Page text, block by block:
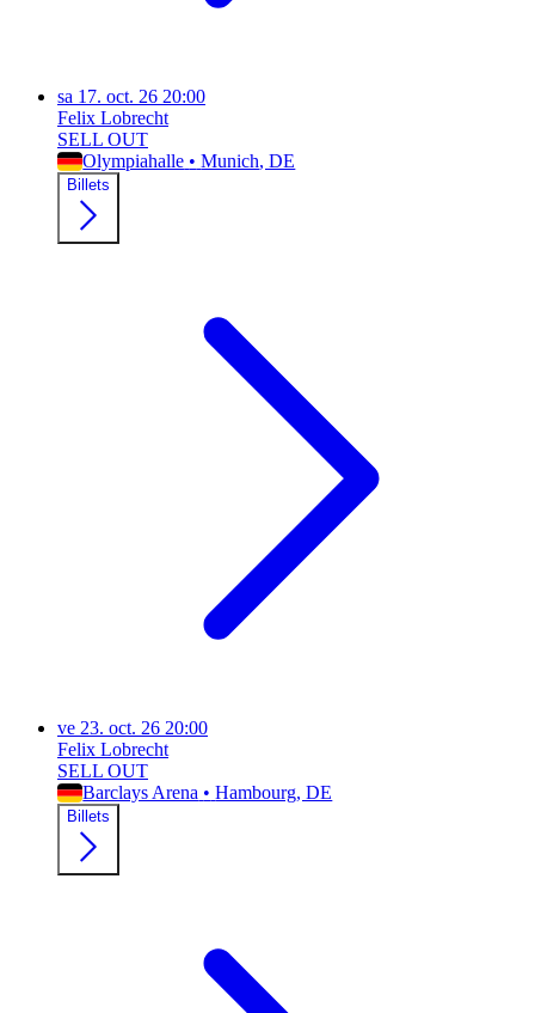
sa 17. oct. 26 20:00
Felix Lobrecht
SELL OUT
Olympiahalle • Munich, DE
Billets
ve 23. oct. 26 20:00
Felix Lobrecht
SELL OUT
Barclays Arena • Hambourg, DE
Billets